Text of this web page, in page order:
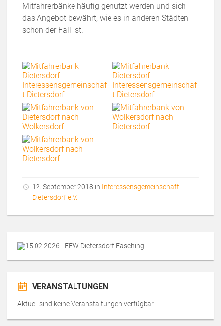
Mitfahrerbänke häufig genutzt werden und sich
das Angebot bewährt, wie es in anderen Städten
schon der Fall ist.
12. September 2018 in Interessensgemeinschaft
Dietersdorf e.V.
VERANSTALTUNGEN
Aktuell sind keine Veranstaltungen verfügbar.